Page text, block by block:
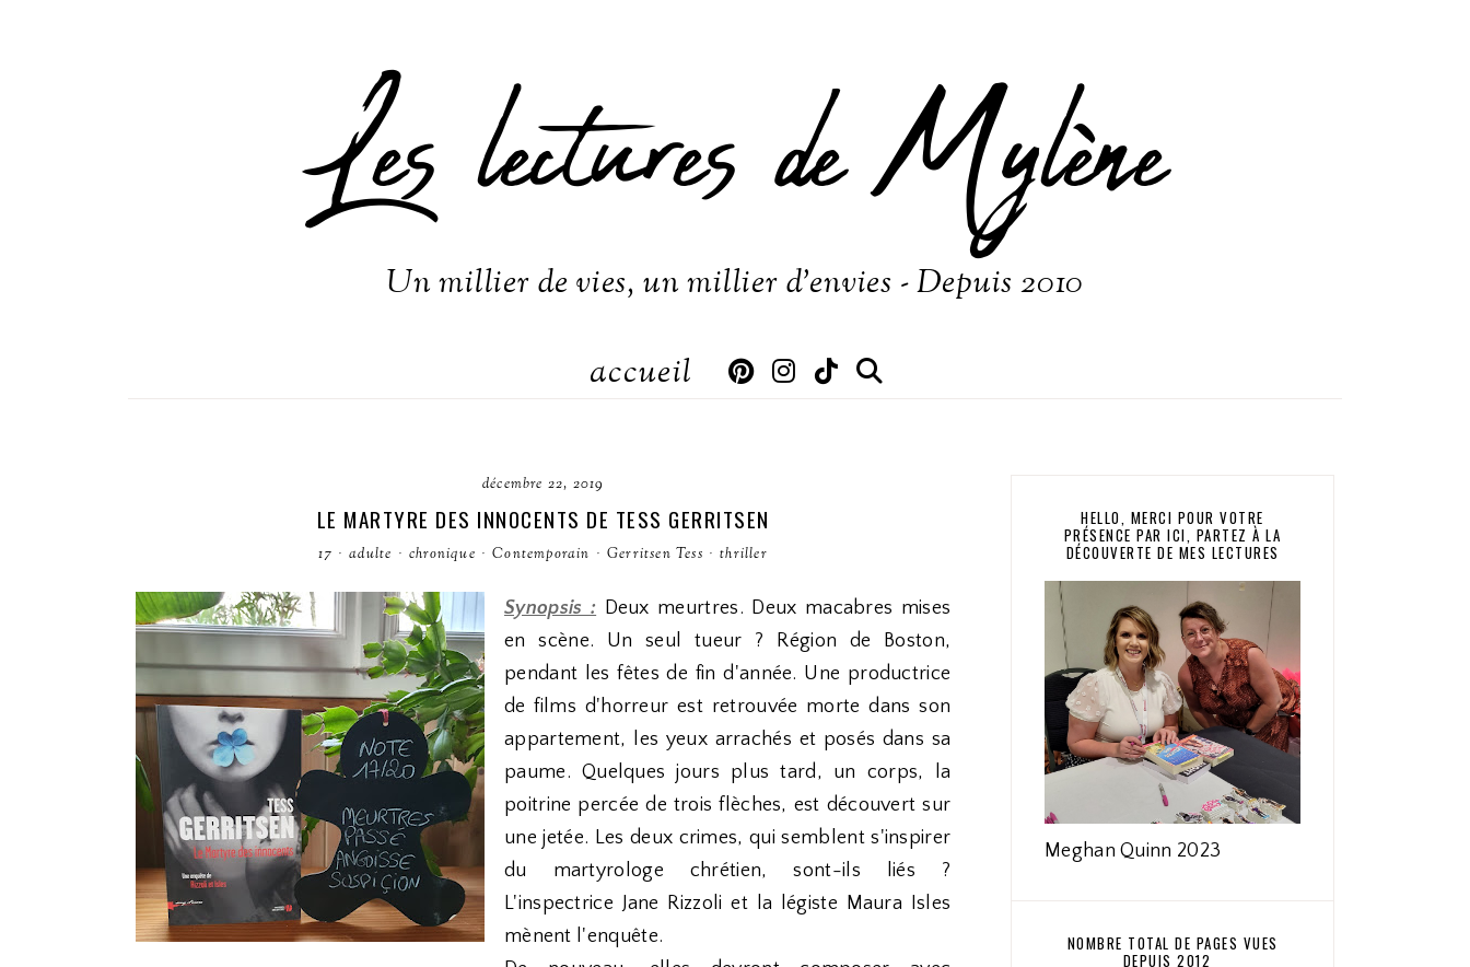
Les lectures de Mylène
Un millier de vies, un millier d'envies - Depuis 2010
accueil
décembre 22, 2019
LE MARTYRE DES INNOCENTS DE TESS GERRITSEN
17 · adulte · chronique · Contemporain · Gerritsen Tess · thriller
Synopsis : Deux meurtres. Deux macabres mises
en scène. Un seul tueur ? Région de Boston,
pendant les fêtes de fin d'année. Une productrice
de films d'horreur est retrouvée morte dans son
appartement, les yeux arrachés et posés dans sa
paume. Quelques jours plus tard, un corps, la
poitrine percée de trois flèches, est découvert sur
une jetée. Les deux crimes, qui semblent s'inspirer
du martyrologe chrétien, sont-ils liés ?
L'inspectrice Jane Rizzoli et la légiste Maura Isles
mènent l'enquête.
HELLO, MERCI POUR VOTRE
PRÉSENCE PAR ICI, PARTEZ À LA
DÉCOUVERTE DE MES LECTURES
Meghan Quinn 2023
NOMBRE TOTAL DE PAGES VUES
DEPUIS 2012